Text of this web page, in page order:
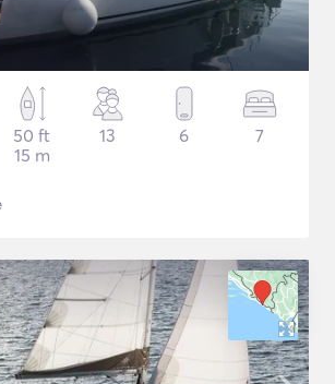
50 ft
15 m
13 6 7